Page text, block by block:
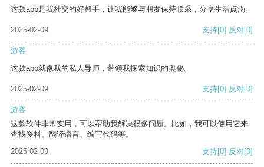
这款app是我社交的好帮手，让我能够与朋友保持联系，分享生活点滴。
2025-02-09 支持[0] 反对[0]
游客
这款app就像我的私人导师，带领我探索知识的奥秘。
2025-02-09 支持[0] 反对[0]
游客
这款软件非常实用，可以帮助我解决很多问题。比如，我可以使用它来
查找资料、翻译语言、编写代码等。
2025-02-09
支持[0] 反对[0]